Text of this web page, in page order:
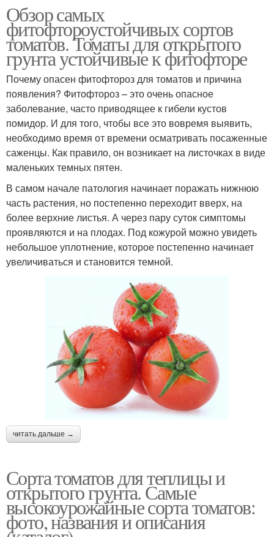
Обзор самых
фитофтороустойчивых сортов
томатов. Томаты для открытого
грунта устойчивые к фитофторе
Почему опасен фитофтороз для томатов и причина
появления? Фитофтороз – это очень опасное
заболевание, часто приводящее к гибели кустов
помидор. И для того, чтобы все это вовремя выявить,
необходимо время от времени осматривать посаженные
саженцы. Как правило, он возникает на листочках в виде
маленьких темных пятен.
В самом начале патология начинает поражать нижнюю
часть растения, но постепенно переходит вверх, на
более верхние листья. А через пару суток симптомы
проявляются и на плодах. Под кожурой можно увидеть
небольшое уплотнение, которое постепенно начинает
увеличиваться и становится темной.
читать дальше →
Сорта томатов для теплицы и
открытого грунта. Самые
высокоурожайные сорта томатов:
фото, названия и описания